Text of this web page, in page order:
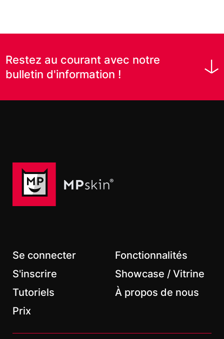
Restez au courant avec notre
bulletin d'information !
Nom de famille
*Champs obligatoires
Se connecter
S'inscrire
Fonctionnalités
Showcase / Vitrine
Tutoriels
Prix
À propos de nous